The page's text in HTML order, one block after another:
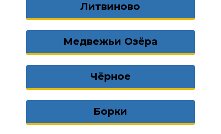
Литвиново
Медвежьи Озёра
Чёрное
Борки